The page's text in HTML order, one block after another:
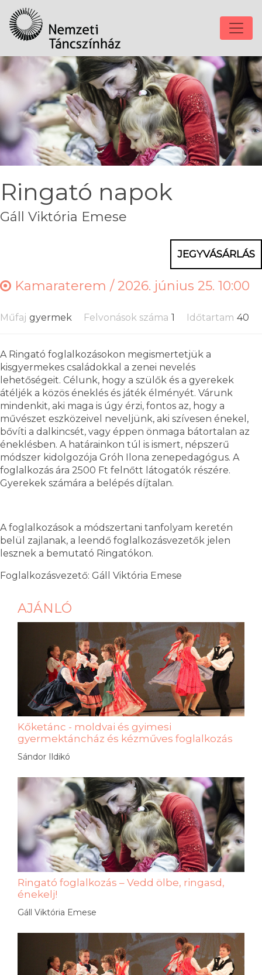
Ringató napok
Gáll Viktória Emese
JEGYVÁSÁRLÁS
Kamaraterem /2026. június 25. 10:00
Műfaj gyermek Felvonások száma 1 Időtartam 40
A Ringató foglalkozásokon megismertetjük a
kisgyermekes családokkal a zenei nevelés
lehetőségeit. Célunk, hogy a szülők és a gyerekek
átéljék a közös éneklés és játék élményét. Várunk
mindenkit, aki maga is úgy érzi, fontos az, hogy a
művészet eszközeivel neveljünk, aki szívesen énekel,
bővíti a dalkincsét, vagy éppen önmaga bátortalan az
éneklésben. A határainkon túl is ismert, népszerű
módszer kidolgozója Gróh Ilona zenepedagógus. A
foglalkozás ára 2500 Ft felnőtt látogatók részére.
Gyerekek számára a belépés díjtalan.
A foglalkozások a módszertani tanfolyam keretén
belül zajlanak, a leendő foglalkozásvezetők jelen
lesznek a bemutató Ringatókon.
Foglalkozásvezető: Gáll Viktória Emese
AJÁNLÓ
Kőketánc - moldvai és gyimesi
gyermektáncház és kézműves foglalkozás
Sándor Ildikó
Ringató foglalkozás – Vedd ölbe, ringasd,
énekelj!
Gáll Viktória Emese